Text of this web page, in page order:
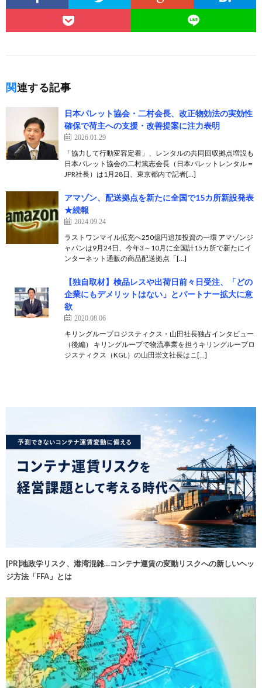
関連する記事
日本パレット協会・二村会長、改正物効法の実効性
確保で荷主への支援・改善提案に注力表明
2026.01.29
「協力して行動変容定着」、レンタルの共同回収拠点増設も
日本パレット協会の二村篤志会長（日本パレットレンタル＝
JPR社長）は1月28日、東京都内で記者[…]
アマゾン、配送拠点を新たに全国で15カ所新設発表
★続報
2024.09.24
ラストワンマイル拡充へ250億円追加投資の一環 アマゾンジ
ャパンは9月24日、今年3～10月に全国計15カ所で新たにイ
ンターネット通販の商品配送拠点「[…]
【独自取材】検品レスや出荷日前々日受注、「どの
企業にもデメリットはない」とパートナー拡大に意
欲
2020.08.06
キリングループロジスティクス・山田社長独占インタビュー
（後編） キリングループで物流事業を担うキリングループロ
ジスティクス（KGL）の山田崇文社長はこ[…]
[PR]地政学リスク、港湾混雑…コンテナ運賃の変動リスクへの新しいヘッ
ジ方法「FFA」とは